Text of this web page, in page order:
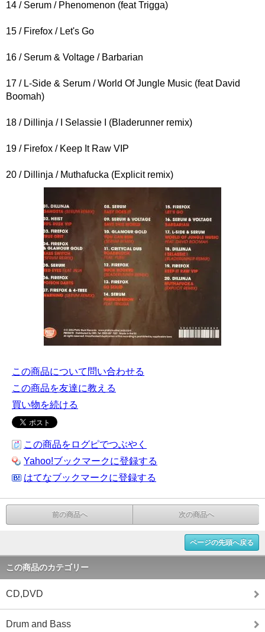
14 / Serum / Phenomenon (feat Trigga)
15 / Firefox / Let's Go
16 / Serum & Voltage / Barbarian
17 / L-Side & Serum / World Of Jungle Music (feat David
Boomah)
18 / Dillinja / I Selassie I (Bladerunner remix)
19 / Firefox / Keep It Raw VIP
20 / Dillinja / Muthafucka (Explicit remix)
この商品について問い合わせる
この商品を友達に教える
買い物を続ける
この商品をログピでつぶやく
Yahoo!ブックマークに登録する
はてなブックマークに登録する
前の商品へ 次の商品へ
ページの先頭へ戻る
この商品のカテゴリー
CD,DVD
Drum and Bass